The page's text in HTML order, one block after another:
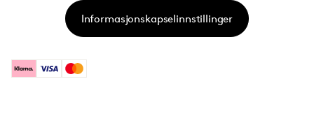
KlarnaVisa Mastercard
Informasjonskapselinnstillinger